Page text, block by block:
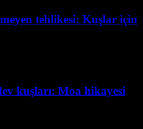
tehlikesi: Kuşlar için
kuşları: Moa hikayesi